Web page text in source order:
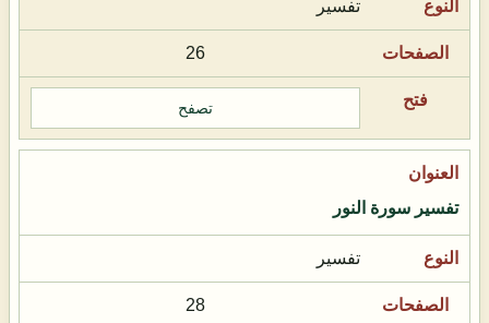
تفسير
26
تصفح
تفسير سورة النور
تفسير
28